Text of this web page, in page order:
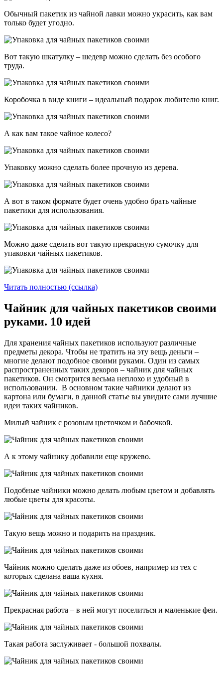
Обычный пакетик из чайной лавки можно украсить, как вам
только будет угодно.
Вот такую шкатулку – шедевр можно сделать без особого
труда.
Коробочка в виде книги – идеальный подарок любителю книг.
А как вам такое чайное колесо?
Упаковку можно сделать более прочную из дерева.
А вот в таком формате будет очень удобно брать чайные
пакетики для использования.
Можно даже сделать вот такую прекрасную сумочку для
упаковки чайных пакетиков.
Читать полностью (ссылка)
Чайник для чайных пакетиков своими
руками. 10 идей
Для хранения чайных пакетиков используют различные
предметы декора. Чтобы не тратить на эту вещь деньги –
многие делают подобное своими руками. Один из самых
распространенных таких декоров – чайник для чайных
пакетиков. Он смотрится весьма неплохо и удобный в
использовании. В основном такие чайники делают из
картона или бумаги, в данной статье вы увидите сами лучшие
идеи таких чайников.
Милый чайник с розовым цветочком и бабочкой.
А к этому чайнику добавили еще кружево.
Подобные чайники можно делать любым цветом и добавлять
любые цветы для красоты.
Такую вещь можно и подарить на праздник.
Чайник можно сделать даже из обоев, например из тех с
которых сделана ваша кухня.
Прекрасная работа – в ней могут поселиться и маленькие феи.
Такая работа заслуживает - большой похвалы.